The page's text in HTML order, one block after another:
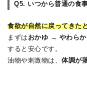
Q5. いつから普通の食
食欲が自然に戻ってきた
まずは おかゆ → やわら
すると安心です。
油物や刺激物は、体調が